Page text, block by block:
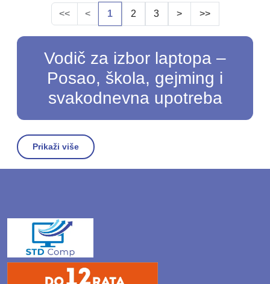
<< < 1 2 3 > >>
Vodič za izbor laptopa –
Posao, škola, gejming i
svakodnevna upotreba
💻 1. Kako odabrati laptop
Kupovina novog laptopa je dugoročna
investicija, a tržište nudi nebrojeno mnogo
modela sa različitim specifikacijama. Najčešća
greška je kupovina uređaja samo na osnovu
Prikaži više